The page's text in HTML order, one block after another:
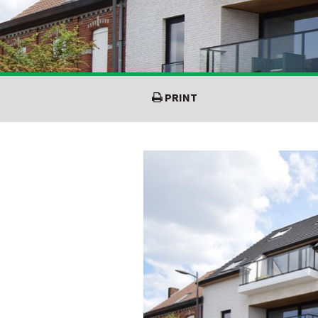
PRINT